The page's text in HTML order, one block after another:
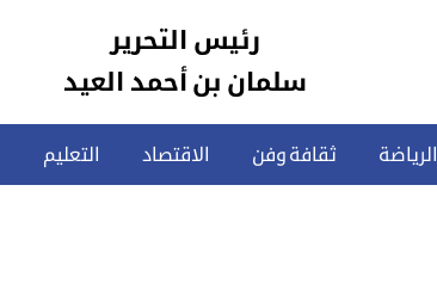
رئيس التحرير
سلمان بن أحمد العيد
الرياضة ثقافة وفن الاقتصاد التعليم